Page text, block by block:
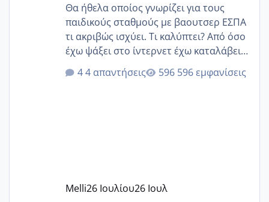
Θα ήθελα οποίος γνωρίζει για τους
παιδικούς σταθμούς με βαουτσερ ΕΣΠΑ
τι ακριβώς ισχύει. Τι καλύπτει? Από όσο
έχω ψάξει στο ίντερνετ έχω καταλάβει
ότι το βαουτσερ καλύπτει όλα τα
δίδακτρα και τα τροφεια του ιδιωτικού
Εγώ πήγα σε έναν ιδιωτικό παιδικό στ
4 απαντήσεις 596 εμφανίσεις
Melli26 Ιουλίου26 Ιουλ